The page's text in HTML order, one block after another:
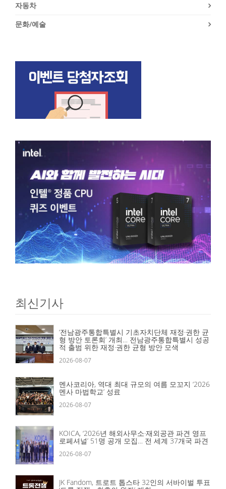
자동차
문화/예술
최신기사
‘전남광주통합특별시 기초자치단체 재정·권한 균
형 방안 토론회’ 개최… 전남광주통합특별시 성공
적 출범 위한 재정·권한 균형 방안 모색
2026-08-07
멘사코리아, 역대 최대 규모의 여름 모꼬지 ‘2026
멘사 마법학교’ 성료
2026-08-07
KOICA, ‘2026년 해외사무소·재외공관 파견 영프
로페셔널’ 51명 공개 모집… 전 세계 37개국 파견
2026-08-07
JK Fandom, 트로트 톱스타 32인의 서바이벌 투표